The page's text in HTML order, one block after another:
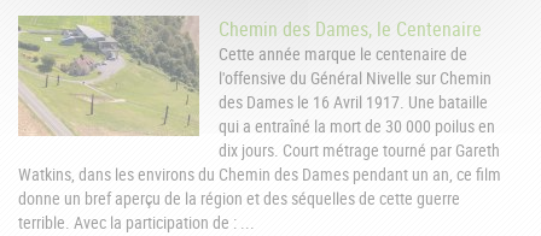
Chemin des Dames, le Centenaire
Cette année marque le centenaire de
l'offensive du Général Nivelle sur Chemin
des Dames le 16 Avril 1917. Une bataille
qui a entraîné la mort de 30 000 poilus en
dix jours. Court métrage tourné par Gareth
Watkins, dans les environs du Chemin des Dames pendant un an, ce film
donne un bref aperçu de la région et des séquelles de cette guerre
terrible. Avec la participation de : ...